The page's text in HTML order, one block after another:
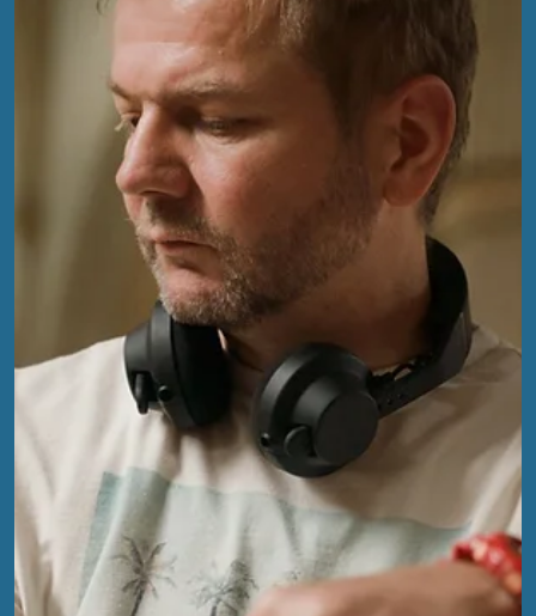
EFA
5. Dez. 2025
4 Min. Lesezeit
EFA 2025 Silent Disco: Genre-Clash